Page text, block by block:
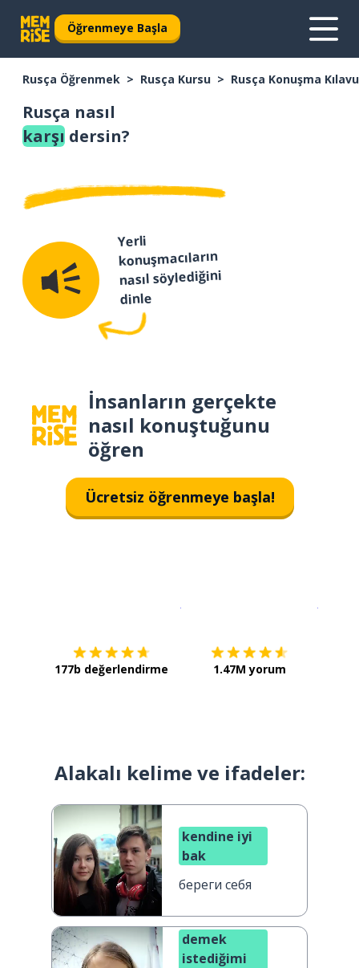
Öğrenmeye Başla
Rusça Öğrenmek Rusça Kursu Rusça Konuşma
Rusça nasıl
karşı dersin?
Yerli
konuşmacıların
nasıl söylediğini
dinle
İnsanların gerçekte
nasıl konuştuğunu
öğren
Ücretsiz öğrenmeye başla!
177b değerlendirme 1.47M yorum
Alakalı kelime ve ifadeler:
kendine iyi
bak
береги себя
demek
istediğimi